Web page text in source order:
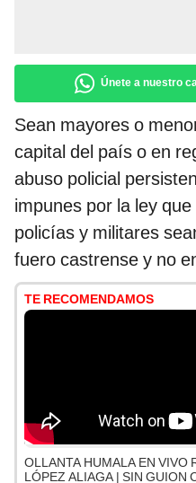
Únete a nuestro
Sean mayores o
capital del país o en
abuso policial
impunes por la ley
policías y militares
fuero castrense y no
TE RECOMENDAMOS
OLLANTA HUMALA EN VIVO
LÓPEZ ALIAGA | SIN GUION